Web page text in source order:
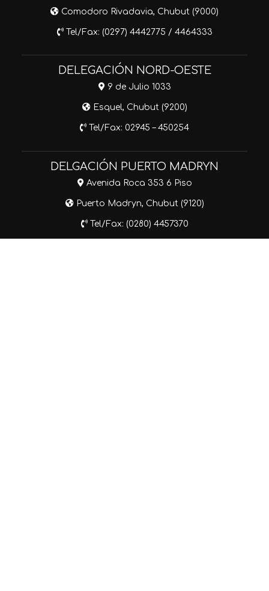
Comodoro Rivadavia, Chubut (9000)
Tel/Fax: (0297) 4442775 / 4464333
DELEGACIÓN NORD-OESTE
9 de Julio 1033
Esquel, Chubut (9200)
Tel/Fax: 02945 – 450254
DELGACIÓN PUERTO MADRYN
Avenida Roca 353 6 Piso
Puerto Madryn, Chubut (9120)
Tel/Fax: (0280) 4457370